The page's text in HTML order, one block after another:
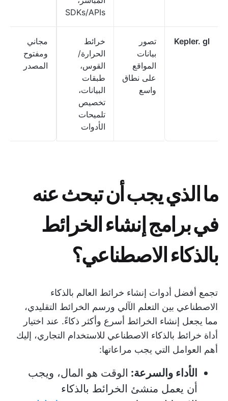
SDKs/APIs
Kepler. gl
تصور
بيانات
المواقع
على نطاق
واسع
خرائط
الحرارة/
القوس،
طبقات
البيانات،
تخصيص
تلميحات
الأدوات
مجاني
ومفتوح
المصدر
ما الذي يجب أن تبحث عنه
في برامج إنشاء الخرائط
بالذكاء الاصطناعي؟
تجمع أفضل أدوات إنشاء خرائط العالم بالذكاء
الاصطناعي بين التعلم الآلي ورسم الخرائط التقليدي،
مما يجعل إنشاء الخرائط أسرع وأكثر ذكاءً. عند اختيار
أداة خرائط بالذكاء الاصطناعي للاستخدام التجاري، إليك
أهم العوامل التي يجب مراعاتها:
الأداء والسرعة: الوقت هو المال، ويجب
أن يعمل منشئ الخرائط بالذكاء